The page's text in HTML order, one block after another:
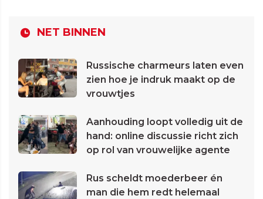
NET BINNEN
Russische charmeurs laten even
zien hoe je indruk maakt op de
vrouwtjes
Aanhouding loopt volledig uit de
hand: online discussie richt zich
op rol van vrouwelijke agente
Rus scheldt moederbeer én
man die hem redt helemaal